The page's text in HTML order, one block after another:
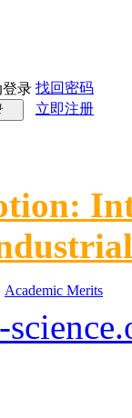
登录 找回密码
立即注册
Academic Merits